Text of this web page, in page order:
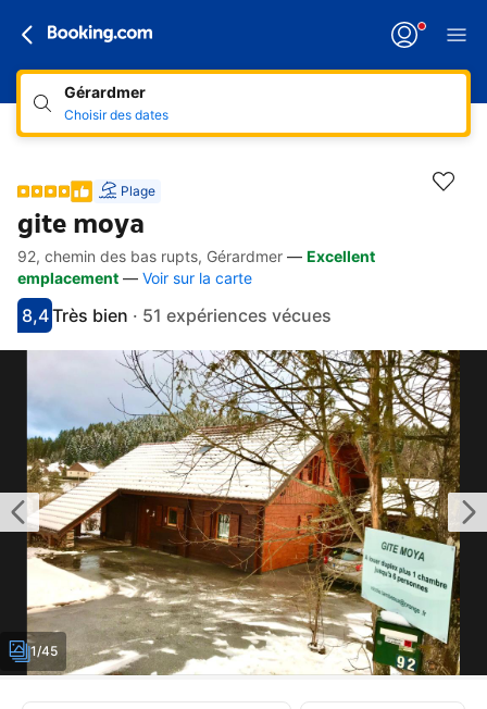
Gérardmer
Choisir des dates
Plage
gite moya
Accès rapides
Aller à la description
Aller aux équipements
Aller aux hébergements
Aller aux conditions
92, chemin des bas rupts, Gérardmer — Excellent
emplacement — Voir sur la carte
Avec une note de 8.4
8,4
très bienTrès bien · 51 expériences vécues
1/45